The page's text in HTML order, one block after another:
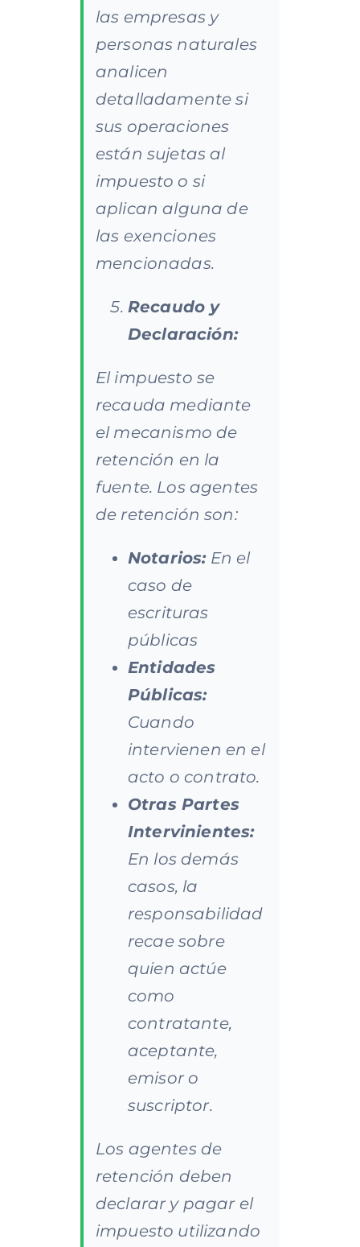
las empresas y
personas naturales
analicen
detalladamente si
sus operaciones
están sujetas al
impuesto o si
aplican alguna de
las exenciones
mencionadas.​
Recaudo y
Declaración:
El impuesto se
recauda mediante
el mecanismo de
retención en la
fuente. Los agentes
de retención son:
Notarios:En el
caso de
escrituras
públicas
Entidades
Públicas:
Cuando
intervienen en el
acto o contrato.​
Otras Partes
Intervinientes:
En los demás
casos, la
responsabilidad
recae sobre
quien actúe
como
contratante,
aceptante,
emisor o
suscriptor.​
Los agentes de
retención deben
declarar y pagar el
impuesto utilizando